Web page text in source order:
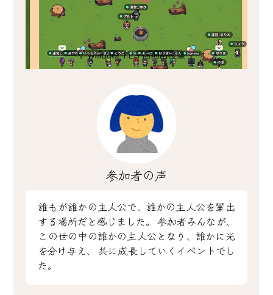
参加者の声
誰もが誰かの主人公で、誰かの主人公を輩出
する場所だと感じました。 参加者みんなが、
この世の中の誰かの主人公となり、誰かに光
を分け与え、
共に成長していくイベントでし
た。